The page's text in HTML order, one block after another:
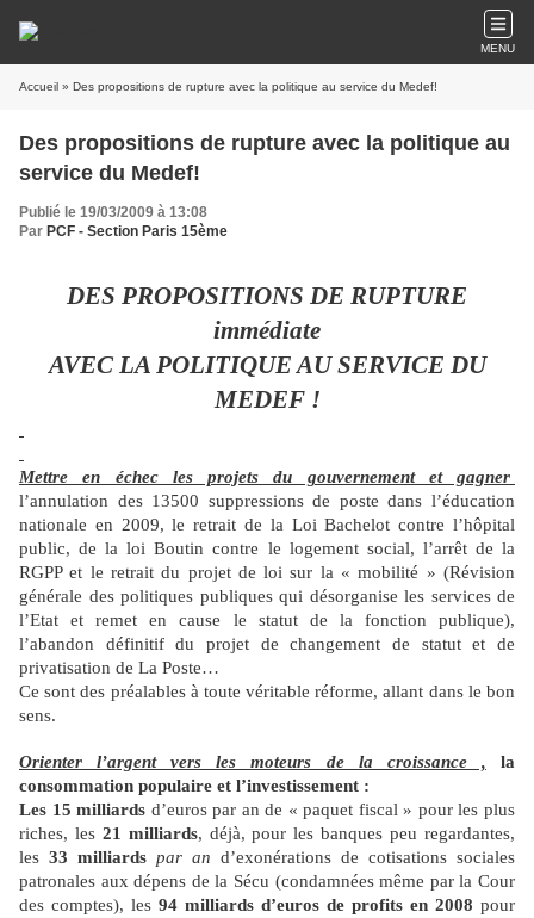
MENU
Accueil » Des propositions de rupture avec la politique au service du Medef!
Des propositions de rupture avec la politique au
service du Medef!
Publié le 19/03/2009 à 13:08
Par PCF - Section Paris 15ème
DES PROPOSITIONS DE RUPTURE
immédiate
AVEC LA POLITIQUE AU SERVICE DU
MEDEF !
Mettre en échec les projets du gouvernement et gagner
l’annulation des 13500 suppressions de poste dans l’éducation
nationale en 2009, le retrait de la Loi Bachelot contre l’hôpital
public, de la loi Boutin contre le logement social, l’arrêt de la
RGPP et le retrait du projet de loi sur la « mobilité » (Révision
générale des politiques publiques qui désorganise les services de
l’Etat et remet en cause le statut de la fonction publique),
l’abandon définitif du projet de changement de statut et de
privatisation de La Poste…
Ce sont des préalables à toute véritable réforme, allant dans le bon
sens.
Orienter l’argent vers les moteurs de la croissance ,
la
consommation populaire et l’investissement :
Les 15 milliards d’euros par an de « paquet fiscal » pour les plus
riches, les 21 milliards, déjà, pour les banques peu regardantes,
les 33 milliards par an d’exonérations de cotisations sociales
patronales aux dépens de la Sécu (condamnées même par la Cour
des comptes), les 94 milliards d’euros de profits en 2008 pour